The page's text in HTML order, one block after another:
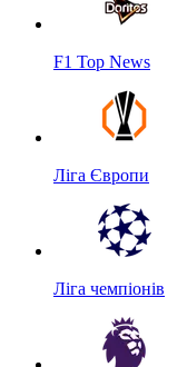
F1 Top News
Ліга Європи
Ліга чемпіонів